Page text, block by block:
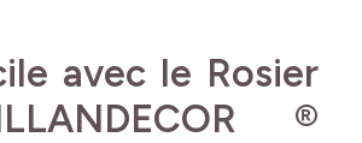
avec le Rosier
®